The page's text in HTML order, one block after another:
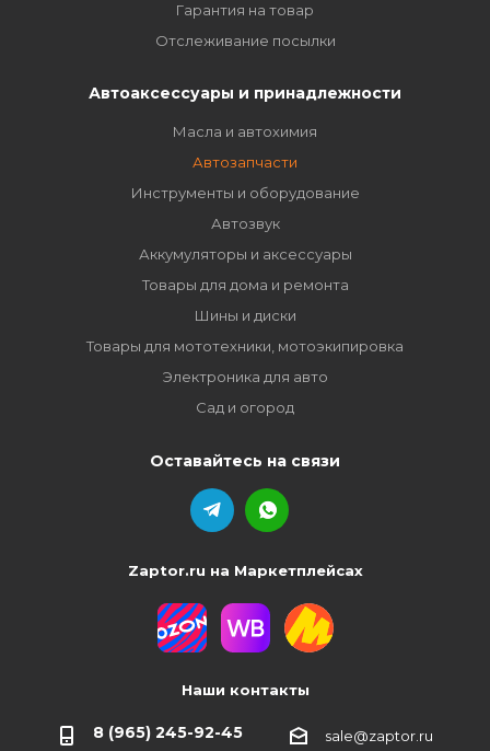
Гарантия на товар
Отслеживание посылки
Автоаксессуары и принадлежности
Масла и автохимия
Автозапчасти
Инструменты и оборудование
Автозвук
Аккумуляторы и аксессуары
Товары для дома и ремонта
Шины и диски
Товары для мототехники, мотоэкипировка
Электроника для авто
Сад и огород
Оставайтесь на связи
Zaptor.ru на Маркетплейсах
Наши контакты
8 (965) 245-92-45 sale@zaptor.ru